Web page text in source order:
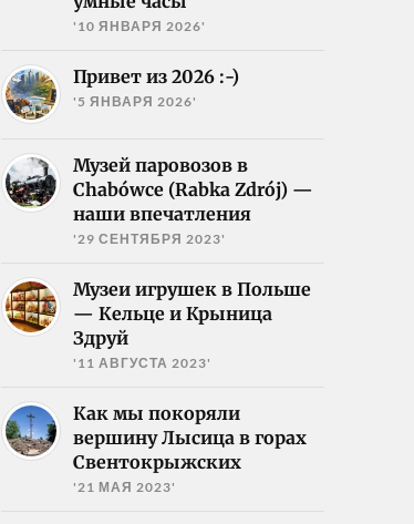
'10 ЯНВАРЯ 2026'
Привет из 2026 :-)
'5 ЯНВАРЯ 2026'
Музей паровозов в
Chabówce (Rabka Zdrój) —
наши впечатления
'29 СЕНТЯБРЯ 2023'
Музеи игрушек в Польше
— Кельце и Крыница
Здруй
'11 АВГУСТА 2023'
Как мы покоряли
вершину Лысица в горах
Свентокрыжских
'21 МАЯ 2023'